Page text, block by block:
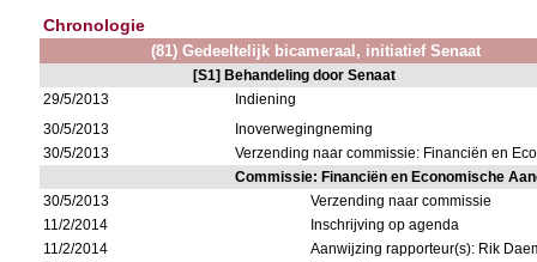
Chronologie
(81) Gedeeltelijk bicameraal, initiatief Senaat
[S1] Behandeling door Senaat
29/5/2013
Indiening
30/5/2013
Inoverwegingneming
30/5/2013
Verzending naar commissie: Financiën en
Commissie: Financiën en Economische
30/5/2013
Verzending naar commissie
11/2/2014
Inschrijving op agenda
11/2/2014
Aanwijzing rapporteur(s): Rik